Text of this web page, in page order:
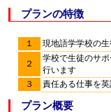
プランの特徴
１ 現地語学学校の
２
学校で生徒のサ
行います
３
責任ある仕事を
プラン概要